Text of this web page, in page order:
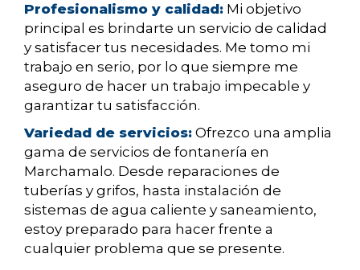
Profesionalismo y calidad: Mi objetivo
principal es brindarte un servicio de calidad
y satisfacer tus necesidades. Me tomo mi
trabajo en serio, por lo que siempre me
aseguro de hacer un trabajo impecable y
garantizar tu satisfacción.
Variedad de servicios: Ofrezco una amplia
gama de servicios de fontanería en
Marchamalo. Desde reparaciones de
tuberías y grifos, hasta instalación de
sistemas de agua caliente y saneamiento,
estoy preparado para hacer frente a
cualquier problema que se presente.